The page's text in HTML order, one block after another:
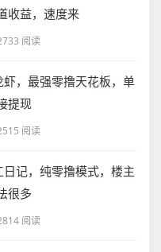
收益，速度来
阅读
虾，最强零撸天花板，单
提现
阅读
日记，纯零撸模式，楼主
很多
阅读